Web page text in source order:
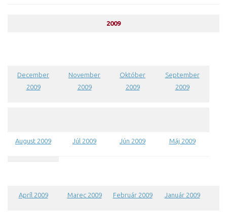
2009
December
2009
November
2009
Október
2009
September
2009
August 2009 Júl 2009 Jún 2009 Máj 2009
Apríl 2009 Marec 2009 Február 2009 Január 2009